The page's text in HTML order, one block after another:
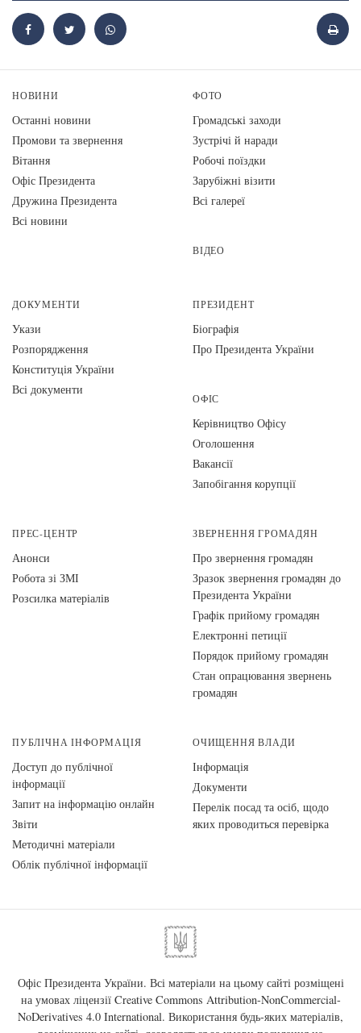
НОВИНИ
Останні новини
Промови та звернення
Вiтання
Офіс Президента
Дружина Президента
Всі новини
ФОТО
Громадські заходи
Зустрічі й наради
Робочі поїздки
Зарубіжні візити
Всі галереї
ВІДЕО
ДОКУМЕНТИ
Укази
Розпорядження
Конституція України
Всі документи
ПРЕЗИДЕНТ
Біографія
Про Президента України
ОФІС
Керівництво Офісу
Оголошення
Вакансії
Запобігання корупції
ПРЕС-ЦЕНТР
Анонси
Робота зі ЗМІ
Розсилка матеріалів
ЗВЕРНЕННЯ ГРОМАДЯН
Про звернення громадян
Зразок звернення громадян до
Президента України
Графік прийому громадян
Електронні петиції
Порядок прийому громадян
Стан опрацювання звернень
громадян
ПУБЛІЧНА ІНФОРМАЦІЯ
Доступ до публічної
інформації
Запит на інформацію онлайн
Звіти
Методичні матеріали
Облік публічної інформації
ОЧИЩЕННЯ ВЛАДИ
Інформація
Документи
Перелік посад та осіб, щодо
яких проводиться перевірка
Офіс Президента України. Всі матеріали на цьому сайті розміщені
на умовах ліцензії Creative Commons Attribution-NonCommercial-
NoDerivatives 4.0 International. Використання будь-яких матеріалів,